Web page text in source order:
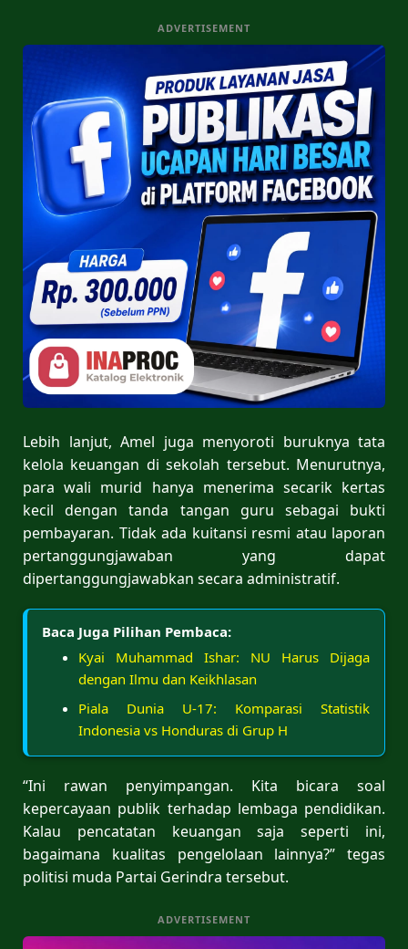
ADVERTISEMENT
Lebih lanjut, Amel juga menyoroti buruknya tata
kelola keuangan di sekolah tersebut. Menurutnya,
para wali murid hanya menerima secarik kertas
kecil dengan tanda tangan guru sebagai bukti
pembayaran. Tidak ada kuitansi resmi atau laporan
pertanggungjawaban yang dapat
dipertanggungjawabkan secara administratif.
Baca Juga Pilihan Pembaca:
Kyai Muhammad Ishar: NU Harus Dijaga
dengan Ilmu dan Keikhlasan
Piala Dunia U-17: Komparasi Statistik
Indonesia vs Honduras di Grup H
“Ini rawan penyimpangan. Kita bicara soal
kepercayaan publik terhadap lembaga pendidikan.
Kalau pencatatan keuangan saja seperti ini,
bagaimana kualitas pengelolaan lainnya?” tegas
politisi muda Partai Gerindra tersebut.
ADVERTISEMENT